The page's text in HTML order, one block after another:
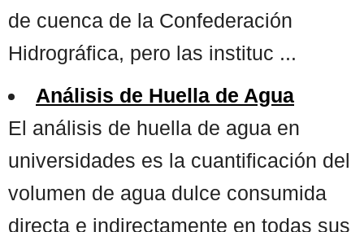
de cuenca de la Confederación
Hidrográfica, pero las instituc ...
Análisis de Huella de Agua
El análisis de huella de agua en
universidades es la cuantificación del
volumen de agua dulce consumida
directa e indirectamente en todas sus